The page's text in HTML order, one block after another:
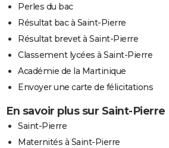
Perles du bac
Résultat bac à Saint-Pierre
Résultat brevet à Saint-Pierre
Classement lycées à Saint-Pierre
Académie de la Martinique
Envoyer une carte de félicitations
En savoir plus sur Saint-Pierre
Saint-Pierre
Maternités à Saint-Pierre